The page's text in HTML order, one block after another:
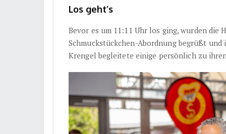
Los geht’s
Bevor es um 11:11 Uhr los ging, wurden die
Schmuckstückchen-Abordnung begrüßt und
Krengel begleitete einige persönlich zu